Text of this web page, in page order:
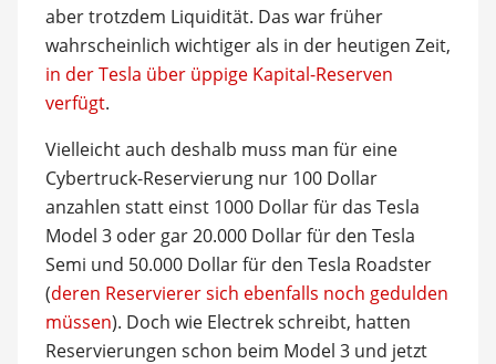
aber trotzdem Liquidität. Das war früher
wahrscheinlich wichtiger als in der heutigen Zeit,
in der Tesla über üppige Kapital-Reserven
verfügt.
Vielleicht auch deshalb muss man für eine
Cybertruck-Reservierung nur 100 Dollar
anzahlen statt einst 1000 Dollar für das Tesla
Model 3 oder gar 20.000 Dollar für den Tesla
Semi und 50.000 Dollar für den Tesla Roadster
(deren Reservierer sich ebenfalls noch gedulden
müssen). Doch wie Electrek schreibt, hatten
Reservierungen schon beim Model 3 und jetzt